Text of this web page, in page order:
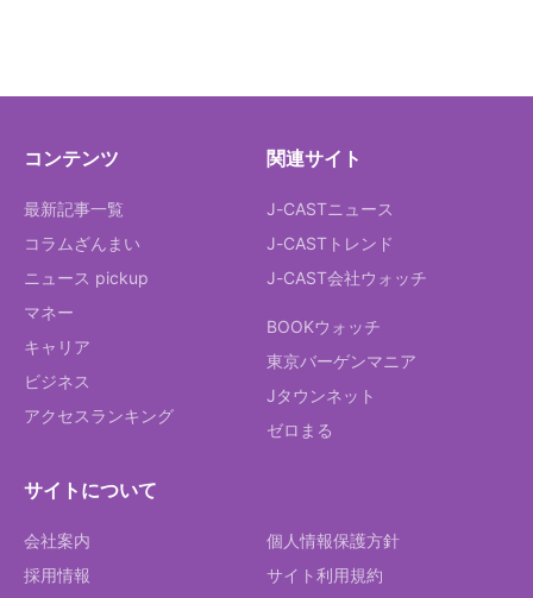
コンテンツ
最新記事一覧
コラムざんまい
ニュース pickup
マネー
キャリア
ビジネス
アクセスランキング
関連サイト
J-CASTニュース
J-CASTトレンド
J-CAST会社ウォッチ
BOOKウォッチ
東京バーゲンマニア
Jタウンネット
ゼロまる
サイトについて
会社案内
採用情報
個人情報保護方針
サイト利用規約